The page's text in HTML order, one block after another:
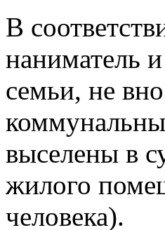
В
наниматель
семьи, не
выселены в
жилого
человека).